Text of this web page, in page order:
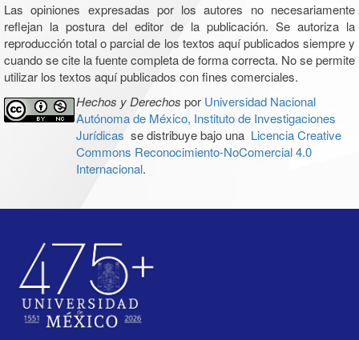
Las opiniones expresadas por los autores no necesariamente
reflejan la postura del editor de la publicación. Se autoriza la
reproducción total o parcial de los textos aquí publicados siempre y
cuando se cite la fuente completa de forma correcta. No se permite
utilizar los textos aquí publicados con fines comerciales.
Hechos y Derechos por Universidad Nacional
Autónoma de México, Instituto de Investigaciones
Jurídicas se distribuye bajo una Licencia Creative
Commons Reconocimiento-NoComercial 4.0
Internacional.